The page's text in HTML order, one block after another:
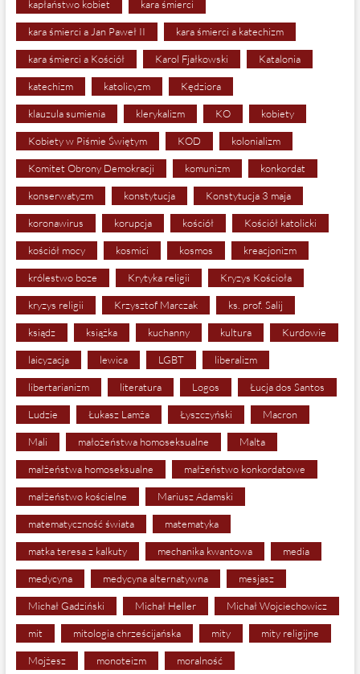
kapłaństwo kobiet kara śmierci
kara śmierci a Jan Paweł II kara śmierci a katechizm
kara śmierci a Kościół Karol Fjałkowski Katalonia
katechizm katolicyzm Kędziora
klauzula sumienia klerykalizm KO kobiety
Kobiety w Piśmie Świętym KOD kolonializm
Komitet Obrony Demokracji komunizm konkordat
konserwatyzm konstytucja Konstytucja 3 maja
koronawirus korupcja kościół Kościół katolicki
kościół mocy kosmici kosmos kreacjonizm
królestwo boze Krytyka religii Kryzys Kościoła
kryzys religii Krzysztof Marczak ks. prof. Salij
ksiądz książka kuchanny kultura Kurdowie
laicyzacja lewica LGBT liberalizm
libertarianizm literatura Logos Łucja dos Santos
Ludzie Łukasz Lamża Łyszczyński Macron
Mali małożeństwa homoseksualne Malta
małżeństwa homoseksualne małżeństwo konkordatowe
małżeństwo kościelne Mariusz Adamski
matematyczność świata matematyka
matka teresa z kalkuty mechanika kwantowa media
medycyna medycyna alternatywna mesjasz
Michał Gadziński Michał Heller Michał Wojciechowicz
mit mitologia chrześcijańska mity mity religijne
Mojżesz monoteizm moralność